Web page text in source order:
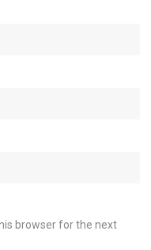
browser for the next